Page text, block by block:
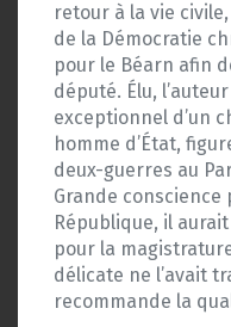
retour à la vie
de la Démocratie
pour le Béarn afin
député. Élu,
exceptionnel d’un
homme d’État,
deux-guerres au
Grande conscience
République, il
pour la
délicate ne l’avait
recommande la